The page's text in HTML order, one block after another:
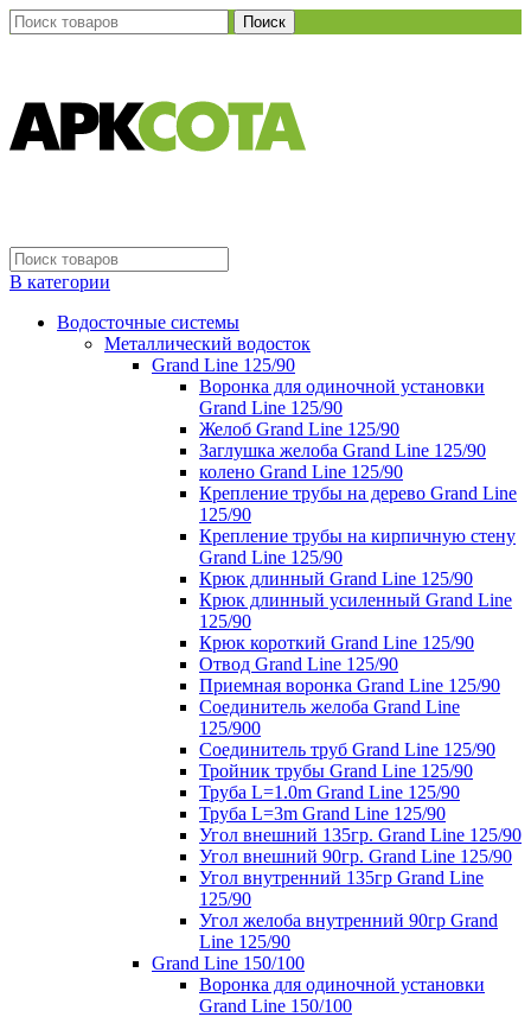
Поиск
В категории
Водосточные системы
Металлический водосток
Grand Line 125/90
Воронка для одиночной установки
Grand Line 125/90
Желоб Grand Line 125/90
Заглушка желоба Grand Line 125/90
колено Grand Line 125/90
Крепление трубы на дерево Grand Line
125/90
Крепление трубы на кирпичную стену
Grand Line 125/90
Крюк длинный Grand Line 125/90
Крюк длинный усиленный Grand Line
125/90
Крюк короткий Grand Line 125/90
Отвод Grand Line 125/90
Приемная воронка Grand Line 125/90
Соединитель желоба Grand Line
125/900
Соединитель труб Grand Line 125/90
Тройник трубы Grand Line 125/90
Труба L=1.0m Grand Line 125/90
Труба L=3m Grand Line 125/90
Угол внешний 135гр. Grand Line 125/90
Угол внешний 90гр. Grand Line 125/90
Угол внутренний 135гр Grand Line
125/90
Угол желоба внутренний 90гр Grand
Line 125/90
Grand Line 150/100
Воронка для одиночной установки
Grand Line 150/100